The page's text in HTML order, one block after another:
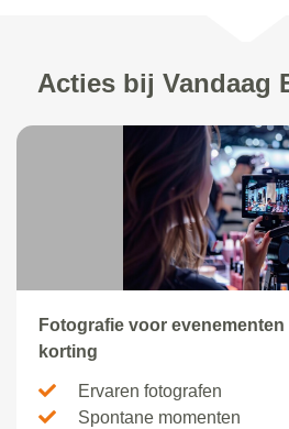
Acties bij Vandaag
Fotografie voor
korting
Ervaren fotografen
Spontane momenten